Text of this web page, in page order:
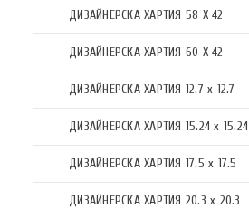
ДИЗАЙНЕРСКА ХАРТИЯ 58 X 42
ДИЗАЙНЕРСКА ХАРТИЯ 60 X 42
ДИЗАЙНЕРСКА ХАРТИЯ 12.7 x 12.7
ДИЗАЙНЕРСКА ХАРТИЯ 15.24 x 15.24
ДИЗАЙНЕРСКА ХАРТИЯ 17.5 х 17.5
ДИЗАЙНЕРСКА ХАРТИЯ 20.3 х 20.3